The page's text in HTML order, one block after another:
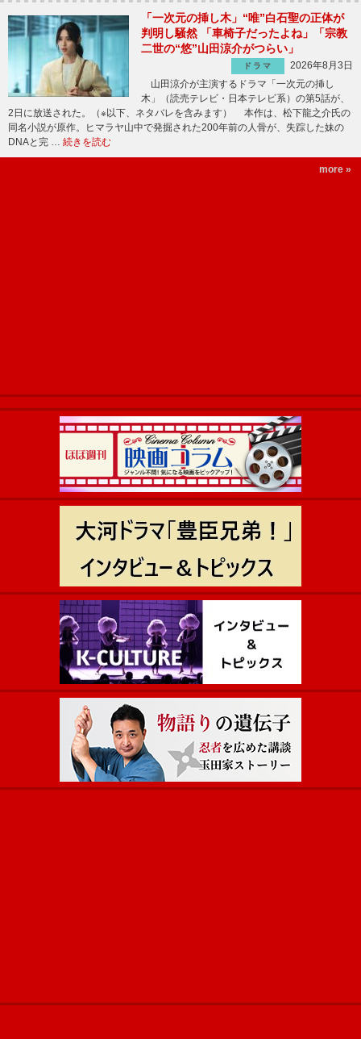
「一次元の挿し木」“唯”白石聖の正体が
判明し騒然 「車椅子だったよね」「宗教
二世の“悠”山田涼介がつらい」
ドラマ
2026年8月3日
山田涼介が主演するドラマ「一次元の挿し
木」（読売テレビ・日本テレビ系）の第5話が、
2日に放送された。（※以下、ネタバレを含みます） 本作は、松下龍之介氏の
同名小説が原作。ヒマラヤ山中で発掘された200年前の人骨が、失踪した妹の
DNAと完 … 続きを読む
more »